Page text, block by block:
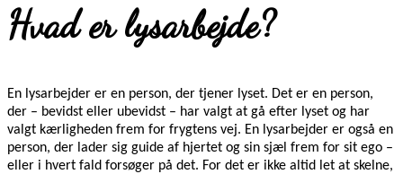
Hvad er lysarbejde?
En lysarbejder er en person, der tjener lyset. Det er en person,
der – bevidst eller ubevidst – har valgt at gå efter lyset og har
valgt kærligheden frem for frygtens vej. En lysarbejder er også en
person, der lader sig guide af hjertet og sin sjæl frem for sit ego –
eller i hvert fald forsøger på det. For det er ikke altid let at skelne,